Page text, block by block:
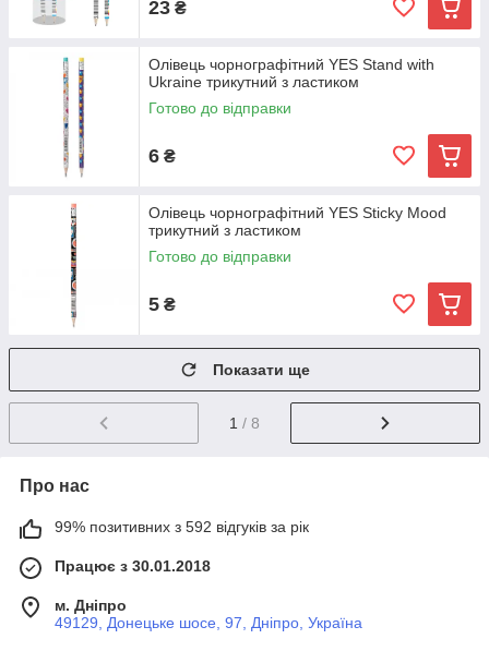
23 ₴
Олівець чорнографітний YES Stand with
Ukraine трикутний з ластиком
Готово до відправки
6 ₴
Олівець чорнографітний YES Sticky Mood
трикутний з ластиком
Готово до відправки
5 ₴
Показати ще
1 / 8
Про нас
99% позитивних з 592 відгуків за рік
Працює з 30.01.2018
м. Дніпро
49129, Донецьке шосе, 97, Дніпро, Україна